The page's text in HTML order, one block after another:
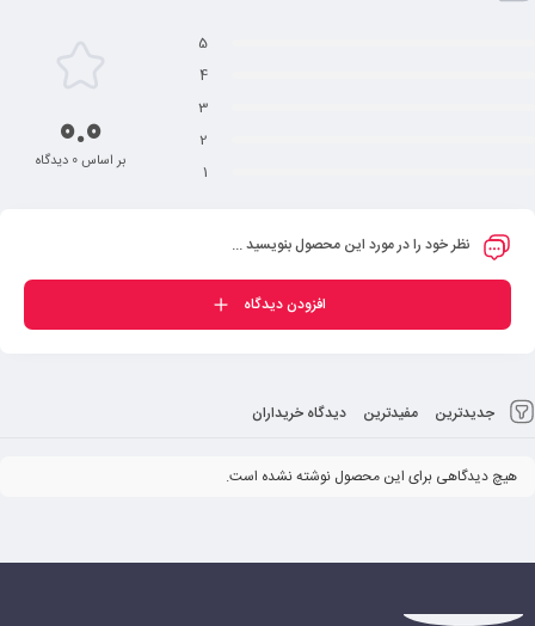
جدیدترین مفیدترین دیدگاه خریداران
هیچ دیدگاهی برای این محصول نوشته نشده است.
5
4
3
2
1
0.0
بر اساس 0 دیدگاه
نظر خود را در مورد این محصول بنویسید ...
افزودن دیدگاه